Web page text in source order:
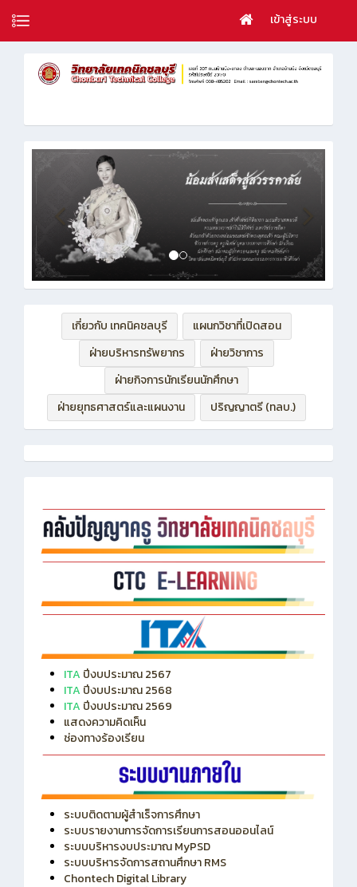
เข้าสู่ระบบ
เกี่ยวกับ เทคนิคชลบุรี
แผนกวิชาที่เปิดสอน
ฝ่ายบริหารทรัพยากร
ฝ่ายวิชาการ
ฝ่ายกิจการนักเรียนนักศึกษา
ฝ่ายยุทธศาสตร์และแผนงาน
ปริญญาตรี (ทลบ.)
ITA ปีงบประมาณ 2567
ITA ปีงบประมาณ 2568
ITAปีงบประมาณ 2569
แสดงความคิดเห็น
ช่องทางร้องเรียน
ระบบติดตามผู้สำเร็จการศึกษา
ระบบรายงานการจัดการเรียนการสอนออนไลน์
ระบบบริหารงบประมาณ MyPSD